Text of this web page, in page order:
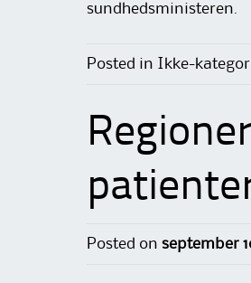
sundhedsministeren.
Posted in Ikke-
Posted on september